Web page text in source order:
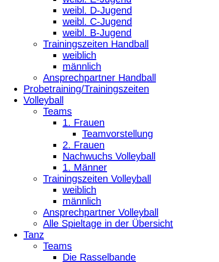
weibl. D-Jugend
weibl. C-Jugend
weibl. B-Jugend
Trainingszeiten Handball
weiblich
männlich
Ansprechpartner Handball
Probetraining/Trainingszeiten
Volleyball
Teams
1. Frauen
Teamvorstellung
2. Frauen
Nachwuchs Volleyball
1. Männer
Trainingszeiten Volleyball
weiblich
männlich
Ansprechpartner Volleyball
Alle Spieltage in der Übersicht
Tanz
Teams
Die Rasselbande